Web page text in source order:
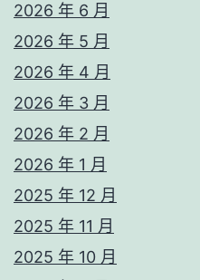
2026 年 6 月
2026 年 5 月
2026 年 4 月
2026 年 3 月
2026 年 2 月
2026 年 1 月
2025 年 12 月
2025 年 11 月
2025 年 10 月